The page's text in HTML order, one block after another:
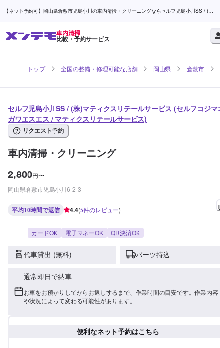
【ネット予約可】岡山県倉敷市児島小川の車内清掃・クリーニングならセルフ児島小川SS / (株)
車内清掃
比較・予約サービス
トップ 全国の整備・修理可能な店舗 岡山県 倉敷市
セルフ児島小川SS / (株)マティクスリテールサービス (セルフコジマ
ガワエスエス / マティクスリテールサービス)
リクエスト予約
車内清掃・クリーニング
2,800円〜
岡山県倉敷市児島小川6-2-3
平均10時間で返信 4.4(5件のレビュー)
カードOK 電子マネーOK QR決済OK
代車貸出 (無料) パーツ持込
通常即日で納車
お車をお預かりしてからお返しするまで、作業時間の目安です。作業内容
や状況によって変わる可能性があります。
便利なネット予約はこちら